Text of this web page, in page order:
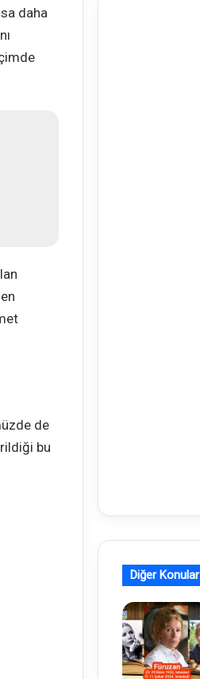
daha
de
bu
Diğer Konular